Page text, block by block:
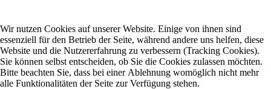
Wir nutzen Cookies auf unserer Website. Einige von ihnen sind
essenziell für den Betrieb der Seite, während andere uns helfen, diese
Website und die Nutzererfahrung zu verbessern (Tracking Cookies).
Sie können selbst entscheiden, ob Sie die Cookies zulassen möchten.
Bitte beachten Sie, dass bei einer Ablehnung womöglich nicht mehr
alle Funktionalitäten der Seite zur Verfügung stehen.